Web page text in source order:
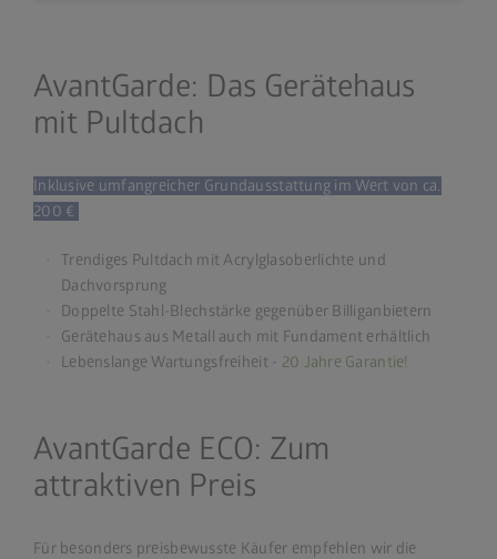
AvantGarde: Das Gerätehaus
mit Pultdach
Inklusive umfangreicher Grundausstattung im Wert von ca.
200 €
Trendiges Pultdach mit Acrylglasoberlichte und
Dachvorsprung
Doppelte Stahl-Blechstärke gegenüber Billiganbietern
Gerätehaus aus Metall auch mit Fundament erhältlich
Lebenslange Wartungsfreiheit - 20 Jahre Garantie!
AvantGarde ECO: Zum
attraktiven Preis
Für besonders preisbewusste Käufer empfehlen wir die